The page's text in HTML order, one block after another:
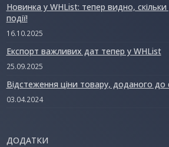
Новинка у WHList: тепер видно, скільки
події!
16.10.2025
Експорт важливих дат тепер у WHList
25.09.2025
Відстеження ціни товару, доданого до
03.04.2024
ДОДАТКИ